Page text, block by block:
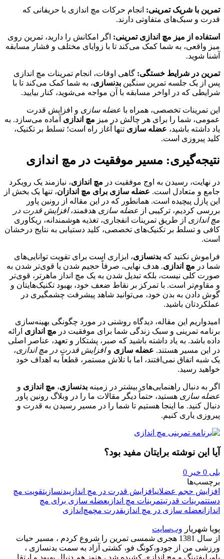
تمرین با شریک تمرینی: انجام حرکات مچ اندازی با حریفانی که
قدرت و سبک‌های متفاوتی دارند.
استفاده از میز مچ اندازی تمرینی: اگر امکانش را دارید، تمرین روی
میز واقعی، به شما کمک می‌کند تا با زوایای مختلف و فشار مسابقه
آشنا شوید.
تمرین در شرایط خستگی: گاهی اوقات، انجام تمرینات مچ اندازی
پس از یک جلسه تمرین سنگین بدنسازی، به شما کمک می‌کند تا با
شرایطی که در اواخر مسابقه با آن مواجه می‌شوید، کنار بیایید.
این تمرینات تخصصی، همراه با عضله سازی و افزایش قدرت
عمومی، شما را برای هر چالش در میز مچ اندازی آماده می‌سازد. به
یاد داشته باشید، عضله سازی تنها آغاز راه است؛ تسلط بر تکنیک،
کلید پیروزی است.
نتیجه‌گیری: مسیر موفقیت در مچ اندازی
در نهایت، رسیدن به اوج موفقیت در مچ اندازی، نیازمند یک رویکرد
جامع و متعادل است. عضله سازی برای مچ اندازان، تنها یک بخش از
این پازل پیچیده است. همانطور که در این مقاله از رونین پاور
بررسی کردیم، ترکیبی از عضله سازی هدفمند،افزایش قدرت در
مچ اندازی از طریق تمرینات انفجاری، تغذیه هوشمندانه، ریکاوری
کافی و تسلط بر تکنیک‌های تخصصی، کلید دستیابی به نتایج درخشان
است.
فراموش نکنید که بدنسازی، ابزاری است برای تقویت توانایی‌های
شما در مچ اندازی. هدف نهایی، صرفاً حجیم شدن یا قوی‌تر شدن به
صورت کلی نیست، بلکه تبدیل شدن به یک مچ انداز ماهرتر، قوی‌تر
و مقاوم‌تر است. با تمرکز بر نقاط ضعف خود، بهبود تکنیک‌هایتان و
گوش دادن به بدن خود، می‌توانید شاهد پیشرفت چشمگیری در
عملکردتان باشید.
امیدواریم این مقاله، دیدگاه روشنی در مورد چگونگی بهینه‌سازی
برنامه تمرینی و سبک زندگی شما برای موفقیت در مچ اندازی ارائه
داده باشد. به یاد داشته باشید که صبر، پشتکار و تعهد، عناصر اصلی
در این مسیر هستند. عضله سازی وافزایش قدرت در مچ اندازی،
یک شبه اتفاق نمی‌افتند، اما با تلاش مستمر، قطعاً به اهداف خود
خواهید رسید.
اگر به دنبال راهنمایی‌های بیشتر در زمینه بدنسازی، مچ اندازی و
عضله سازی هستید، حتماً دیگر مقالات ما را در وبلاگ رونین پاور
دنبال کنید. ما اینجا هستیم تا شما را در مسیر رسیدن به قدرت و
پیروزی یاری کنیم.
آیا این نوشته برایتان مفید بود؟
بلی 0 خیر 0
برچسب‌ها
افزایش حجم عضلانیافزایش قدرت در مچ اندازیبدنسازیتقویت مچ
دستتمرینات قدرتیتمرینات مچ اندازیعضله سازی برای مچ
اندازانعضله سازی در مچ اندازیقدرت مچمچ‌اندازی
پویا شهریار وب‌سایت
از سال 1381 هجری شمسی تمرین را شروع کردم ، مسیر حیات
ورزشی من از جودو،کونگ فو، کشتی آزاد به سمت بدنسازی ،
پاورلیفتینگ و مچ اندازی کشیده شد ، هنوز هم دنبال بهبود و ارتقا